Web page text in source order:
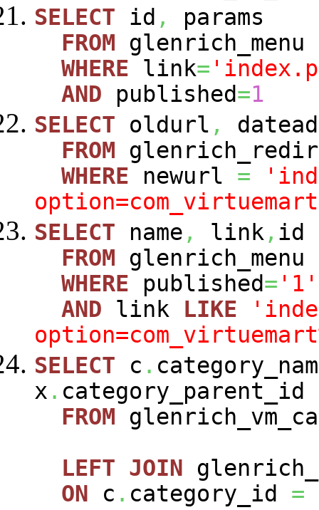
SELECT id ,
params
FROM glenrich_menu
WHERE link=
AND published=1
SELECT oldurl ,
FROM
WHERE newurl =
SELECT name , link , id
FROM glenrich_menu
WHERE published= '1'
AND link LIKE
SELECT c .
x . category_parent_id
FROM
LEFT JOIN
ON c . category_id =